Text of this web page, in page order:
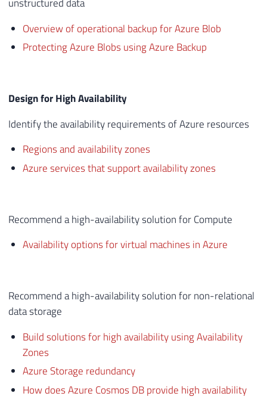
Overview of operational backup for Azure Blob
Protecting Azure Blobs using Azure Backup
Design for High Availability
Identify the availability requirements of Azure resources
Regions and availability zones
Azure services that support availability zones
Recommend a high-availability solution for Compute
Availability options for virtual machines in Azure
Recommend a high-availability solution for non-relational
data storage
Build solutions for high availability using Availability
Zones
Azure Storage redundancy
How does Azure Cosmos DB provide high availability